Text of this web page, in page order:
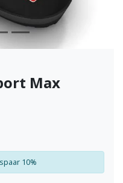
Max
10%